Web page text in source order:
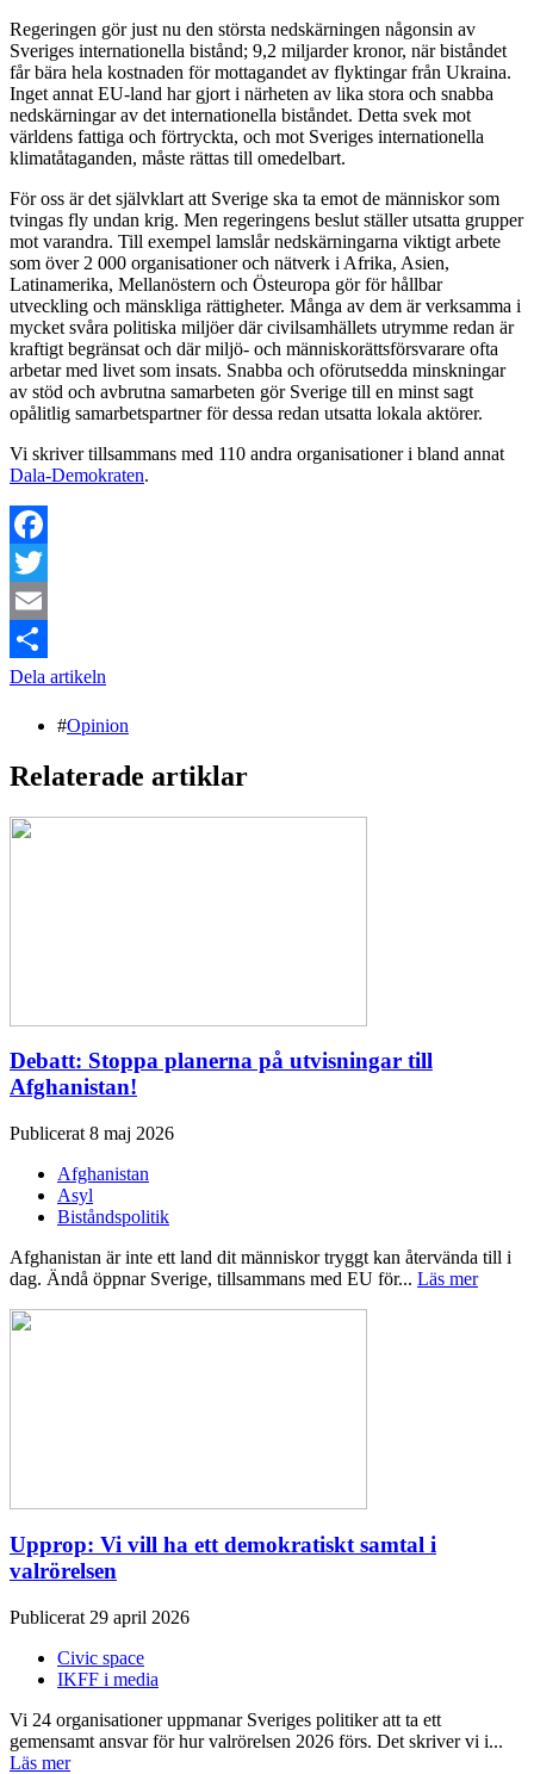
Regeringen gör just nu den största nedskärningen någonsin av
Sveriges internationella bistånd; 9,2 miljarder kronor, när biståndet
får bära hela kostnaden för mottagandet av flyktingar från Ukraina.
Inget annat EU-land har gjort i närheten av lika stora och snabba
nedskärningar av det internationella biståndet. Detta svek mot
världens fattiga och förtryckta, och mot Sveriges internationella
klimatåtaganden, måste rättas till omedelbart.
För oss är det självklart att Sverige ska ta emot de människor som
tvingas fly undan krig. Men regeringens beslut ställer utsatta grupper
mot varandra. Till exempel lamslår nedskärningarna viktigt arbete
som över 2 000 organisationer och nätverk i Afrika, Asien,
Latinamerika, Mellanöstern och Östeuropa gör för hållbar
utveckling och mänskliga rättigheter. Många av dem är verksamma i
mycket svåra politiska miljöer där civilsamhällets utrymme redan är
kraftigt begränsat och där miljö- och människorättsförsvarare ofta
arbetar med livet som insats. Snabba och oförutsedda minskningar
av stöd och avbrutna samarbeten gör Sverige till en minst sagt
opålitlig samarbetspartner för dessa redan utsatta lokala aktörer.
Vi skriver tillsammans med 110 andra organisationer i bland annat
Dala-Demokraten.
Facebook
Twitter
Email
Dela artikeln
#Opinion
Relaterade artiklar
Debatt: Stoppa planerna på utvisningar till
Afghanistan!
Publicerat 8 maj 2026
Afghanistan
Asyl
Biståndspolitik
Afghanistan är inte ett land dit människor tryggt kan återvända till i
dag. Ändå öppnar Sverige, tillsammans med EU för... Läs mer
Upprop: Vi vill ha ett demokratiskt samtal i
valrörelsen
Publicerat 29 april 2026
Civic space
IKFF i media
Vi 24 organisationer uppmanar Sveriges politiker att ta ett
gemensamt ansvar för hur valrörelsen 2026 förs. Det skriver vi i...
Läs mer